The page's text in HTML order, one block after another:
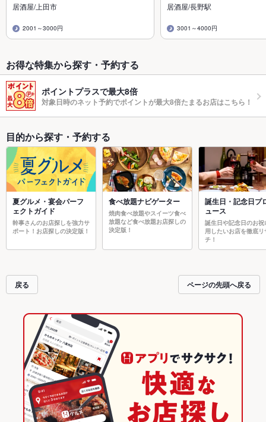
居酒屋/上田市
2001～3000円
居酒屋/長野駅
3001～4000円
お得な特集から探す・予約する
ポイントプラスで最大8倍
対象日時のネット予約でポイントが最大8倍たまるお店はこちら！
目的から探す・予約する
夏グルメ・宴会パーフ
ェクトガイド
幹事さんのお店探しを強力サ
ポート！お店探しの決定版！
食べ放題ナビゲーター
焼肉食べ放題やスイーツ食べ
放題など食べ放題お店探しの
決定版！
誕生日・記念日プ
ュース
誕生日や記念日のお祝
用したいお店を徹底リ
チ！
戻る ページの先頭へ戻る